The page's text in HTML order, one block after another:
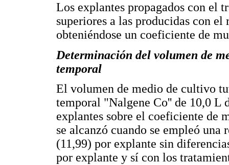
Los explantes propagados con el
superiores a las producidas con
obteniéndose un coeficiente de
Determinación del volumen de
temporal
El volumen de medio de cultivo
temporal "Nalgene Co'' de 10,0 L
explantes sobre el coeficiente de
se alcanzó cuando se empleó
(11,99) por explante sin
por explante y sí con los